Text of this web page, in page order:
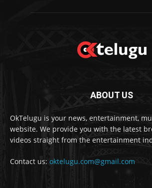
ABOUT US
OkTelugu is your news, entertainment,
website. We provide you with the latest
videos straight from the entertainment
Contact us: oktelugu.com@gmail.com